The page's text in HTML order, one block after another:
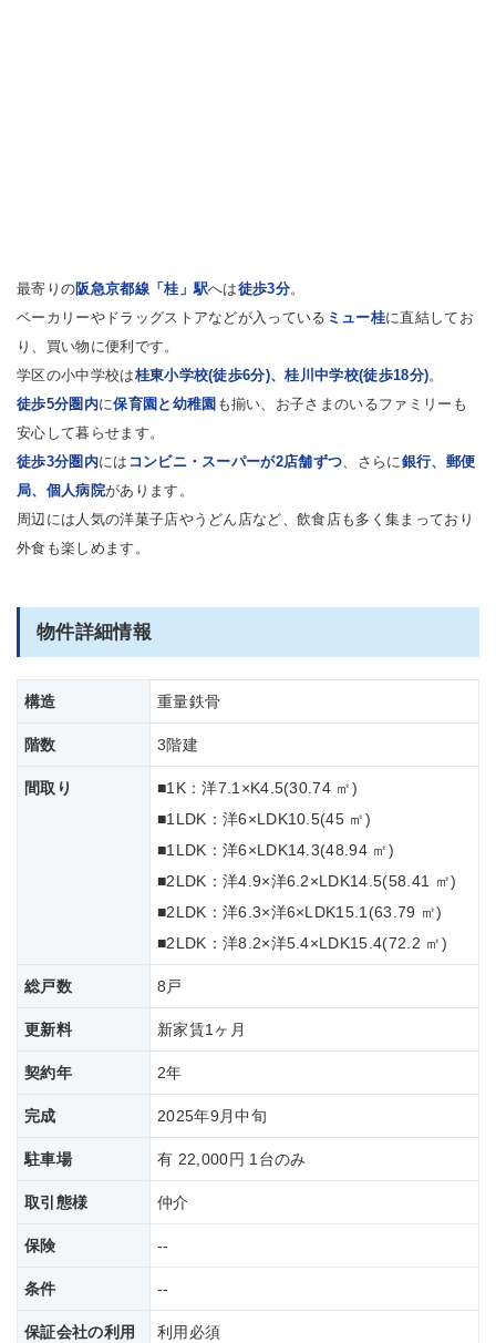
最寄りの阪急京都線「桂」駅へは徒歩3分。
ベーカリーやドラッグストアなどが入っている ミュー桂に直結してお
り、買い物に便利です。
学区の小中学校は桂東小学校(徒歩6分)、桂川中学校(徒歩18分)。
徒歩5分圏内に保育園と幼稚園 も揃い、お子さまのいるファミリーも
安心して暮らせます。
徒歩3分圏内には コンビニ・スーパーが2店舗ずつ、さらに銀行、郵便
局、個人病院があります。
周辺には人気の洋菓子店やうどん店など、飲食店も多く集まっており
外食も楽しめます。
物件詳細情報
構造 重量鉄骨
階数 3階建
間取り
■1K：洋7.1×K4.5(30.74 ㎡)
■1LDK：洋6×LDK10.5(45 ㎡)
■1LDK：洋6×LDK14.3(48.94 ㎡)
■2LDK：洋4.9×洋6.2×LDK14.5(58.41 ㎡)
■2LDK：洋6.3×洋6×LDK15.1(63.79 ㎡)
■2LDK：洋8.2×洋5.4×LDK15.4(72.2 ㎡)
総戸数 8戸
更新料 新家賃1ヶ月
契約年 2年
完成 2025年9月中旬
駐車場 有 22,000円 1台のみ
取引態様 仲介
保険 --
条件 --
保証会社の利用 利用必須